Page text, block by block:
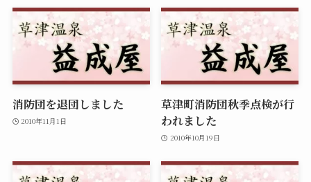
消防団を退団しました
2010年11月1日
草津町消防団秋季点検が行
われました
2010年10月19日